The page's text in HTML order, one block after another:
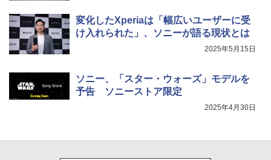
変化したXperiaは「幅広いユーザーに受
け入れられた」、ソニーが語る現状とは
2025年5月15日
ソニー、「スター・ウォーズ」モデルを
予告 ソニーストア限定
2025年4月30日